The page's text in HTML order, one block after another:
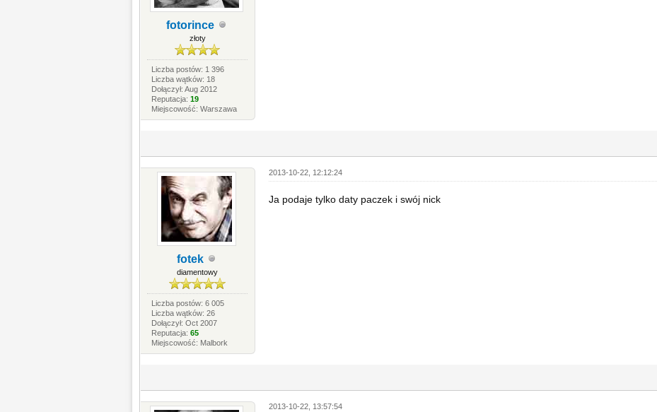
fotorince
złoty
Liczba postów: 1 396
Liczba wątków: 18
Dołączył: Aug 2012
Reputacja:19
Miejscowość: Warszawa
fotek
diamentowy
Liczba postów: 6 005
Liczba wątków: 26
Dołączył: Oct 2007
Reputacja:65
Miejscowość: Malbork
2013-10-22, 12:12:24
Ja podaje tylko daty paczek i swój nick
2013-10-22, 13:57:54